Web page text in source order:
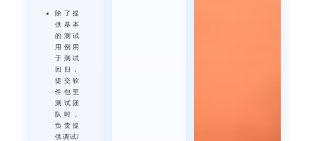
除了提
供基本
的测试
用例用
于测试
回归，
提交软
件包至
测试团
队时，
负责提
供调试/